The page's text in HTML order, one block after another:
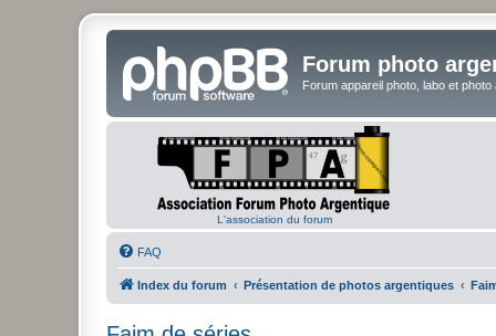
Forum photo
Forum appareil photo, labo et photo
L'association du forum
FAQ
Index du forum Présentation de photos argentiques